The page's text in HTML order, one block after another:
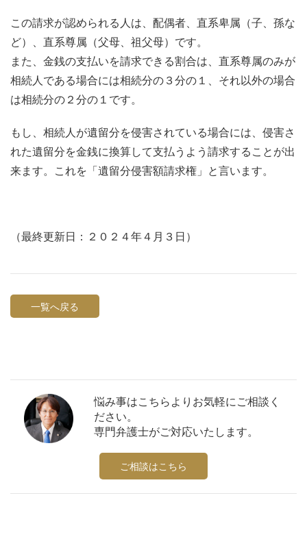
この請求が認められる人は、配偶者、直系卑属（子、孫な
ど）、直系尊属（父母、祖父母）です。
また、金銭の支払いを請求できる割合は、直系尊属のみが
相続人である場合には相続分の３分の１、それ以外の場合
は相続分の２分の１です。
もし、相続人が遺留分を侵害されている場合には、侵害さ
れた遺留分を金銭に換算して支払うよう請求することが出
来ます。これを「遺留分侵害額請求権」と言います。
（最終更新日：２０２４年４月３日）
一覧へ戻る
悩み事はこちらよりお気軽にご相談く
ださい。
専門弁護士がご対応いたします。
ご相談はこちら